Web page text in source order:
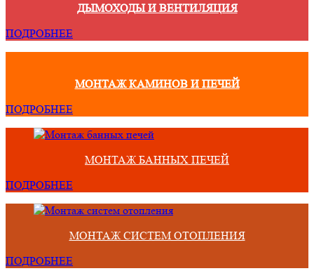
ДЫМОХОДЫ И ВЕНТИЛЯЦИЯ
ПОДРОБНЕЕ
МОНТАЖ КАМИНОВ И ПЕЧЕЙ
ПОДРОБНЕЕ
МОНТАЖ БАННЫХ ПЕЧЕЙ
ПОДРОБНЕЕ
МОНТАЖ СИСТЕМ ОТОПЛЕНИЯ
ПОДРОБНЕЕ